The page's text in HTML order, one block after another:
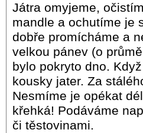
Játra omyjeme,
mandle a ochutíme je
dobře promícháme a
velkou pánev (o
bylo pokryto dno.
kousky jater. Za
Nesmíme je opékat
křehká! Podáváme
či těstovinami.